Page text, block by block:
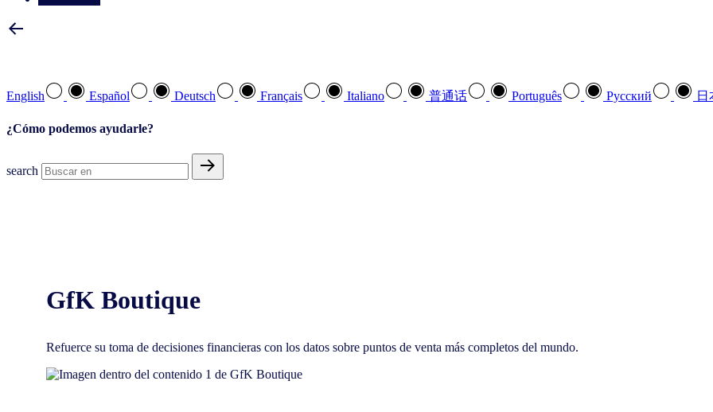
English Español Deutsch Français Italiano 普通话 Português Pусский 日
¿Cómo podemos ayudarle?
search
GfK Boutique
Refuerce su toma de decisiones financieras con los datos sobre puntos de venta más completos del mundo.